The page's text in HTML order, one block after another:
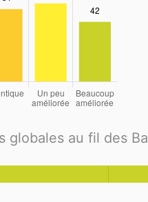
globales au fil des